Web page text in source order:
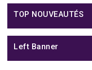
TOP NOUVEAUTÉS
Left Banner